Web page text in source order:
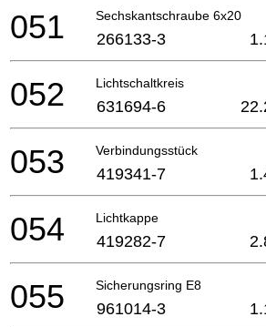
Sechskantschraube 6x20
051 266133-3
Lichtschaltkreis
052 631694-6
Verbindungsstück
053 419341-7
Lichtkappe
054 419282-7
Sicherungsring E8
055 961014-3